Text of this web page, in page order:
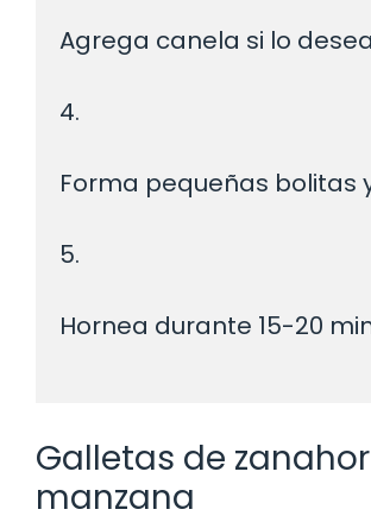
Agrega canela si lo
4.
Forma pequeñas bolitas
5.
Hornea durante 15-20
Galletas de
manzana